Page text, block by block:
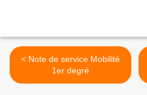
< Note de service Mobilité
1er degré